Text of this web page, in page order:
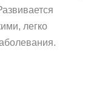
легко